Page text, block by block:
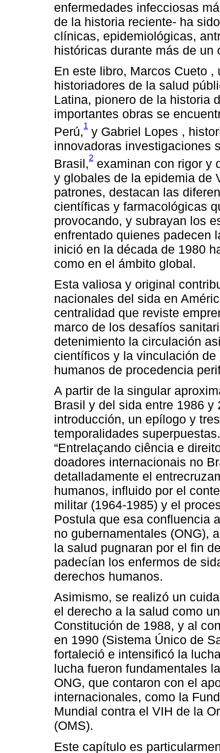
enfermedades infecciosas
de la historia reciente- ha
clínicas, epidemiológicas,
históricas durante más de
En este libro, Marcos Cueto
historiadores de la salud
Latina, pionero de la historia
importantes obras se
Perú,1 y Gabriel Lopes ,
innovadoras investigaciones
Brasil,2 examinan con rigor y
y globales de la epidemia de
patrones, destacan las
científicas y farmacológicas
provocando, y subrayan los
enfrentado quienes padecen
inició en la década de 1980
como en el ámbito global.
Esta valiosa y original
nacionales del sida en
centralidad que reviste
marco de los desafíos
detenimiento la circulación
científicos y la vinculación
humanos de procedencia
A partir de la singular
Brasil y del sida entre 1986
introducción, un epílogo y
temporalidades
“Entrelaçando ciência e
doadores internacionais no
detalladamente el
humanos, influido por el
militar (1964-1985) y el
Postula que esa confluencia
no gubernamentales (ONG),
la salud pugnaran por el fin
padecían los enfermos de
derechos humanos.
Asimismo, se realizó un
el derecho a la salud como
Constitución de 1988, y al
en 1990 (Sistema Único de
fortaleció e intensificó la
lucha fueron fundamentales
ONG, que contaron con el
internacionales, como la
Mundial contra el VIH de la
(OMS).
Este capítulo es